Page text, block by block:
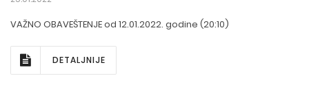
VAŽNO OBAVEŠTENJE od 12.01.2022. godine (20:10)
DETALJNIJE